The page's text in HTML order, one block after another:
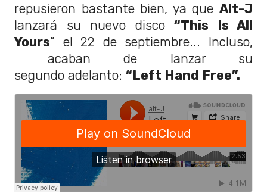
repusieron bastante bien, ya que Alt-J
lanzará su nuevo disco “This Is All
Yours” el 22 de septiembre... Incluso,
acaban de lanzar su
segundo adelanto: “Left Hand Free”.